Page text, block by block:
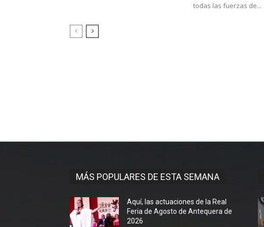
todas las fuerzas de...
MÁS POPULARES DE ESTA SEMANA
Aquí, las actuaciones de la Real
Feria de Agosto de Antequera de
2026